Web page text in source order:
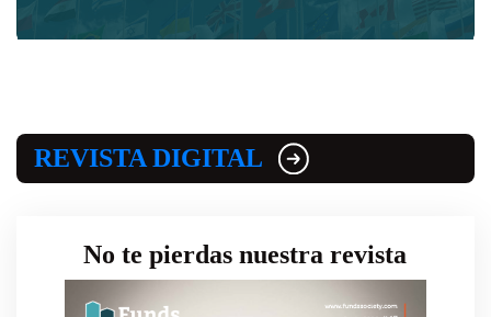
REVISTA DIGITAL
No te pierdas nuestra revista